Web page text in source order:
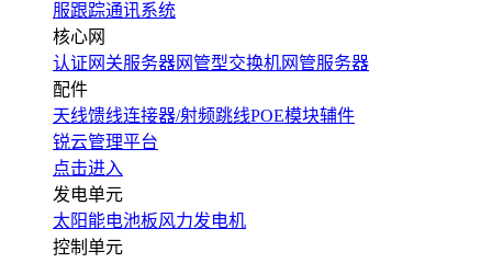
服跟踪通讯系统
核心网
认证网关服务器网管型交换机网管服务器
配件
天线馈线连接器/射频跳线POE模块辅件
锐云管理平台
点击进入
发电单元
太阳能电池板风力发电机
控制单元